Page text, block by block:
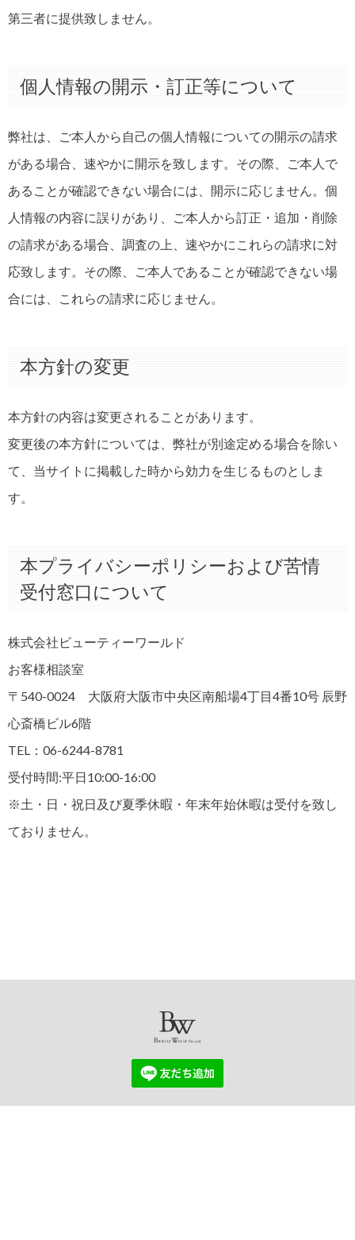
第三者に提供致しません。
個人情報の開示・訂正等について
弊社は、ご本人から自己の個人情報についての開示の請求
がある場合、速やかに開示を致します。その際、ご本人で
あることが確認できない場合には、開示に応じません。個
人情報の内容に誤りがあり、ご本人から訂正・追加・削除
の請求がある場合、調査の上、速やかにこれらの請求に対
応致します。その際、ご本人であることが確認できない場
合には、これらの請求に応じません。
本方針の変更
本方針の内容は変更されることがあります。
変更後の本方針については、弊社が別途定める場合を除い
て、当サイトに掲載した時から効力を生じるものとしま
す。
本プライバシーポリシーおよび苦情
受付窓口について
株式会社ビューティーワールド
お客様相談室
〒540-0024 大阪府大阪市中央区南船場4丁目4番10号 辰野
心斎橋ビル6階
TEL：06-6244-8781
受付時間:平日10:00-16:00
※土・日・祝日及び夏季休暇・年末年始休暇は受付を致し
ておりません。